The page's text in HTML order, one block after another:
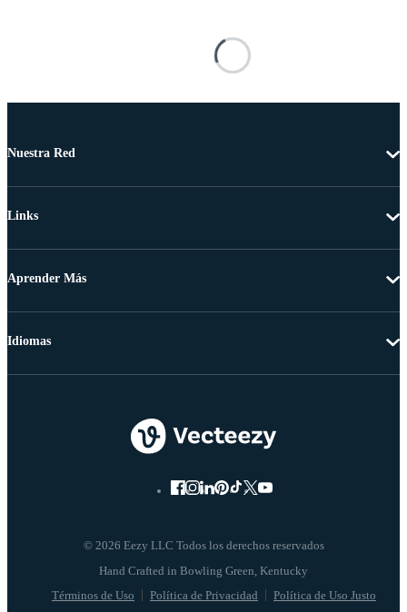
Nuestra Red
Links
Aprender Más
© 2026 Eezy LLC Todos los derechos reservados
Términos de Uso Política de Privacidad Política de Uso Justo
Idiomas